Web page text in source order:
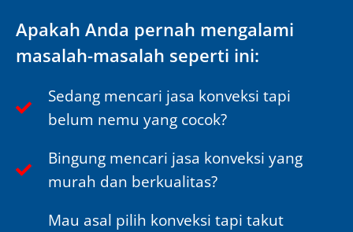
Apakah Anda pernah mengalami
masalah-masalah seperti ini:
Sedang mencari jasa konveksi tapi
belum nemu yang cocok?
Bingung mencari jasa konveksi yang
murah dan berkualitas?
Mau asal pilih konveksi tapi takut